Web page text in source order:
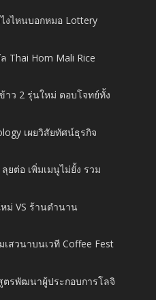
งไหนบอกหมอ Lottery
Thai Hom Mali Rice
าว 2 รุ่นใหม่ ตอบโจทย์ทั้ง
เผยวิสัยทัศน์ธุรกิจ
ยต่อ เพิ่มเมนูไม่ยั้ง รวม
ม่ VS ร้านตำนาน
สวนาบนเวที Coffee Fest
ตรพัฒนาผู้ประกอบการโลจิ